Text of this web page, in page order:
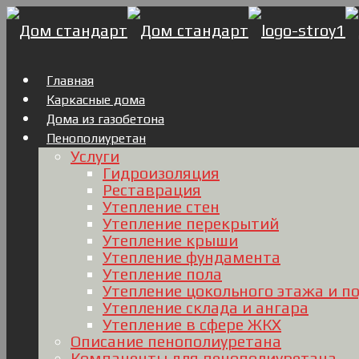
Главная
Каркасные дома
Дома из газобетона
Пенополиуретан
Услуги
Гидроизоляция
Реставрация
Утепление стен
Утепление перекрытий
Утепление крыши
Утепление фундамента
Утепление пола
Утепление цокольного этажа и
Утепление склада и ангара
Утепление в сфере ЖКХ
Описание пенополиуретана